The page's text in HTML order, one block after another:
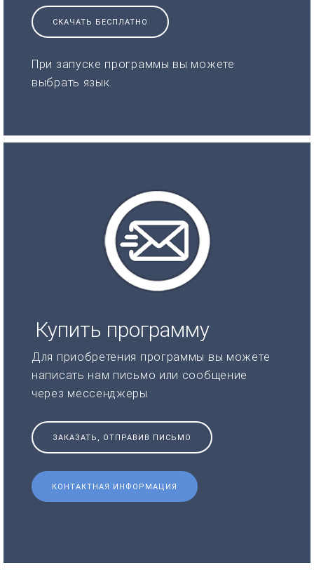
СКАЧАТЬ БЕСПЛАТНО
При запуске программы вы можете
выбрать язык.
Купить программу
Для приобретения программы вы можете
написать нам письмо или сообщение
через мессенджеры
ЗАКАЗАТЬ, ОТПРАВИВ ПИСЬМО
КОНТАКТНАЯ ИНФОРМАЦИЯ